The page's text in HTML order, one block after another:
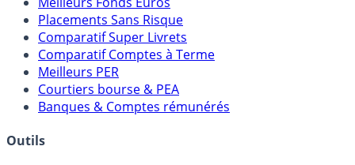
Placements Sans Risque
Comparatif Super Livrets
Comparatif Comptes à Terme
Meilleurs PER
Courtiers bourse & PEA
Banques & Comptes rémunérés
Outils